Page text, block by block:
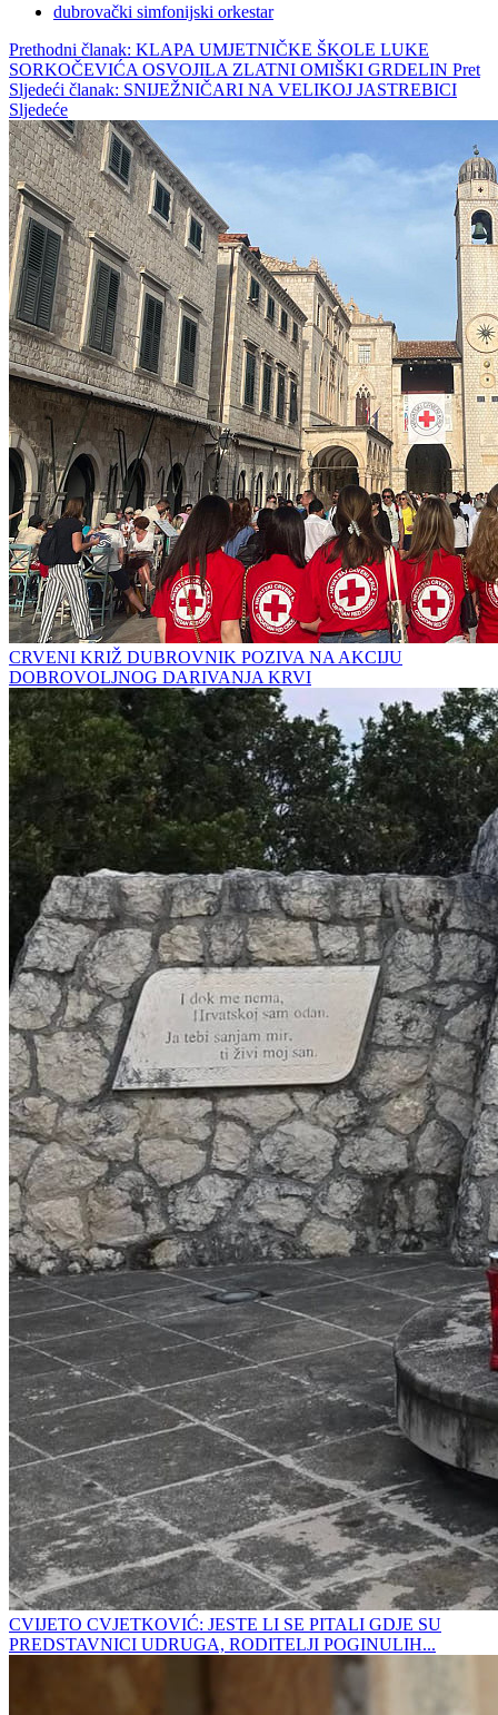
dubrovački simfonijski orkestar
Prethodni članak: KLAPA UMJETNIČKE ŠKOLE LUKE
SORKOČEVIĆA OSVOJILA ZLATNI OMIŠKI GRDELIN Pret
Sljedeći članak: SNIJEŽNIČARI NA VELIKOJ JASTREBICI
Sljedeće
CRVENI KRIŽ DUBROVNIK POZIVA NA AKCIJU
DOBROVOLJNOG DARIVANJA KRVI
CVIJETO CVJETKOVIĆ: JESTE LI SE PITALI GDJE SU
PREDSTAVNICI UDRUGA, RODITELJI POGINULIH...